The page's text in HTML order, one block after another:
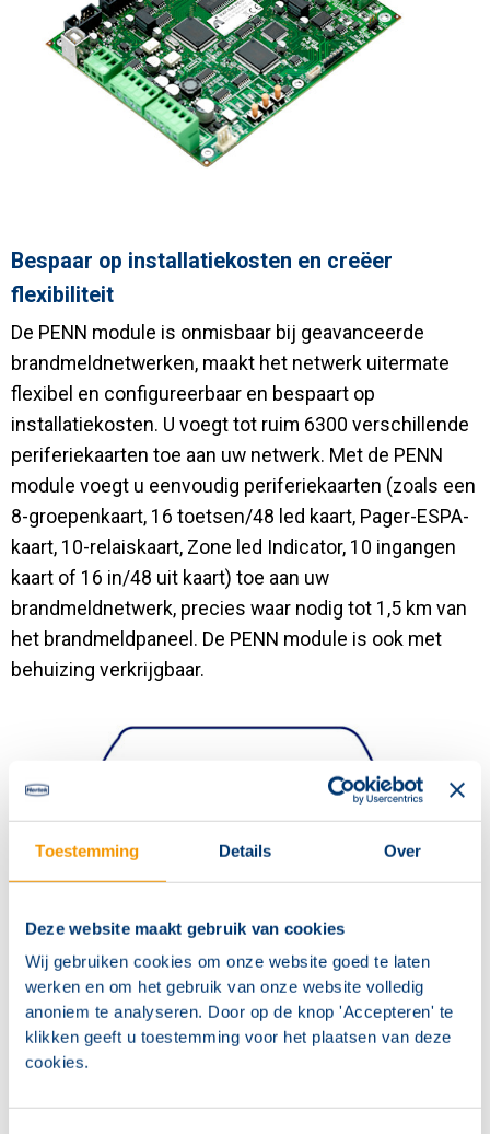
Toestemming Details Over
Deze website maakt gebruik van cookies
Wij gebruiken cookies om onze website goed te laten
werken en om het gebruik van onze website volledig
anoniem te analyseren. Door op de knop 'Accepteren' te
klikken geeft u toestemming voor het plaatsen van deze
cookies.
Bespaar op installatiekosten en creëer
flexibiliteit
De PENN module is onmisbaar bij geavanceerde
brandmeldnetwerken, maakt het netwerk uitermate
flexibel en configureerbaar en bespaart op
installatiekosten. U voegt tot ruim 6300 verschillende
periferiekaarten toe aan uw netwerk. Met de PENN
module voegt u eenvoudig periferiekaarten (zoals een
8-groepenkaart, 16 toetsen/48 led kaart, Pager-ESPA-
kaart, 10-relaiskaart, Zone led Indicator, 10 ingangen
kaart of 16 in/48 uit kaart) toe aan uw
brandmeldnetwerk, precies waar nodig tot 1,5 km van
het brandmeldpaneel. De PENN module is ook met
behuizing verkrijgbaar.